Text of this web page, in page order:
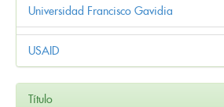
Universidad Francisco Gavidia
USAID
Título